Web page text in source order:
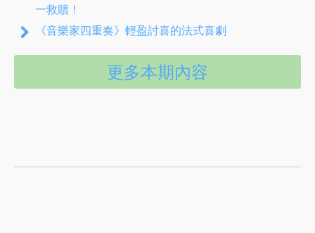
一救贖！
《音樂家四重奏》輕盈討喜的法式喜劇
更多本期內容